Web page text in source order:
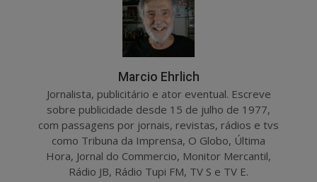
Marcio Ehrlich
Jornalista, publicitário e ator eventual. Escreve
sobre publicidade desde 15 de julho de 1977,
com passagens por jornais, revistas, rádios e tvs
como Tribuna da Imprensa, O Globo, Última
Hora, Jornal do Commercio, Monitor Mercantil,
Rádio JB, Rádio Tupi FM, TV S e TV E.